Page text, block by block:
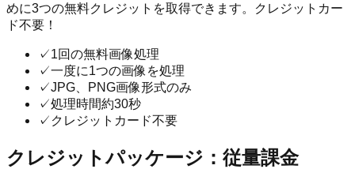
めに3つの無料クレジットを取得できます。クレジットカー
ド不要！
✓1回の無料画像処理
✓一度に1つの画像を処理
✓JPG、PNG画像形式のみ
✓処理時間約30秒
✓ クレジットカード不要
クレジットパッケージ：従量課金